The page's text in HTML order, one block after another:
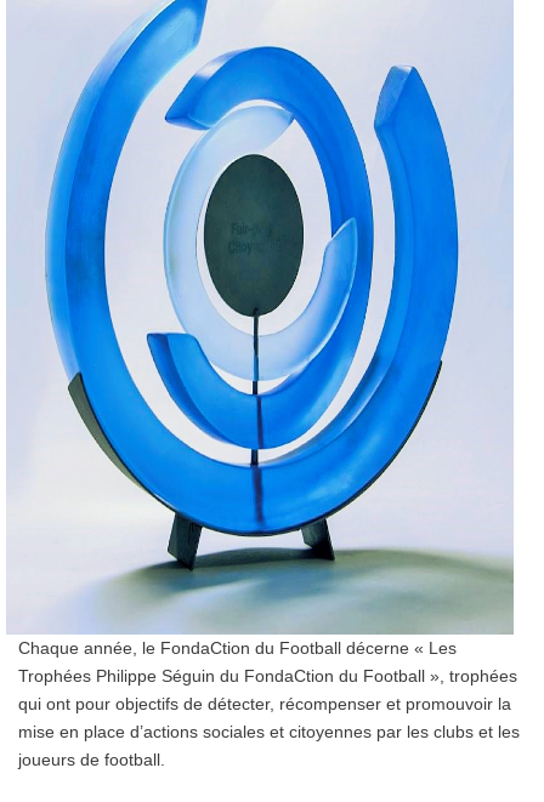
Chaque année, le FondaCtion du Football décerne « Les
Trophées Philippe Séguin du FondaCtion du Football », trophées
qui ont pour objectifs de détecter, récompenser et promouvoir la
mise en place d’actions sociales et citoyennes par les clubs et les
joueurs de football.